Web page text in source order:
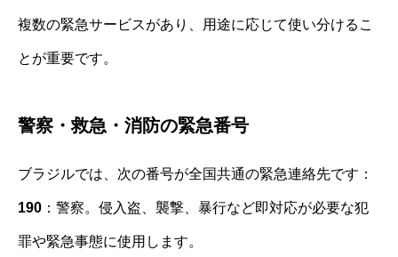
複数の緊急サービスがあり、用途に応じて使い分けるこ
とが重要です。
警察・救急・消防の緊急番号
ブラジルでは、次の番号が全国共通の緊急連絡先です：
190 ：警察。侵入盗、襲撃、暴行など即対応が必要な犯
罪や緊急事態に使用します。